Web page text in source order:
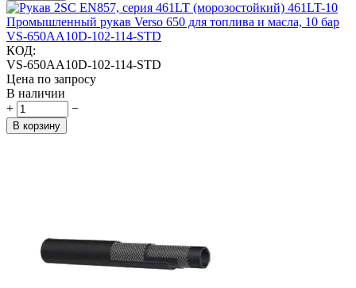
Промышленный рукав Verso 650 для топлива и масла, 10 бар
VS-650AA10D-102-114-STD
КОД:
VS-650AA10D-102-114-STD
Цена по запросу
В наличии
+
−
В корзину